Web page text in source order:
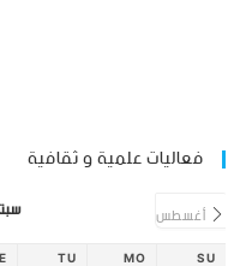
فعاليات علمية و ثقافية
أغسطس
SU
MO
TU